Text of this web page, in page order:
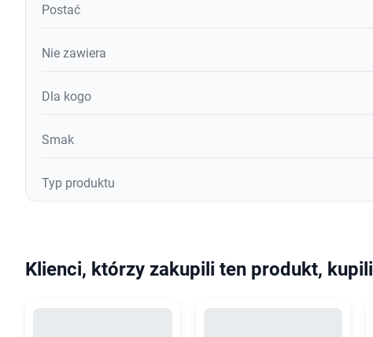
Postać
Nie zawiera
Dla kogo
Smak
Typ produktu
Klienci, którzy zakupili ten produkt,